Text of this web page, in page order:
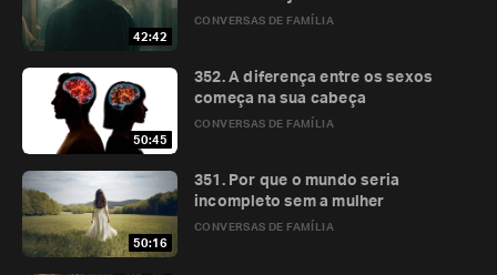
42:42
CONVERSAS DE FAMÍLIA
50:45
CONVERSAS DE FAMÍLIA
352. A diferença entre os sexos
começa na sua cabeça
50:16
CONVERSAS DE FAMÍLIA
351. Por que o mundo seria
incompleto sem a mulher